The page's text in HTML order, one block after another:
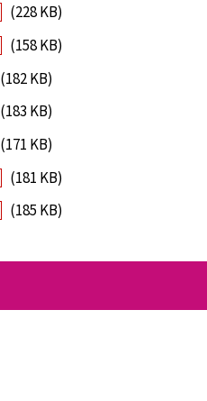
(228 KB)
(158 KB)
(182 KB)
(183 KB)
(171 KB)
(181 KB)
(185 KB)